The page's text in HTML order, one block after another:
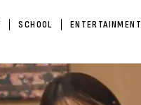
SCHOOL ENTERTAINMENT